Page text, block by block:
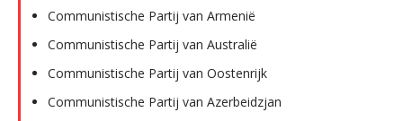
Communistische Partij van Armenië
Communistische Partij van Australië
Communistische Partij van Oostenrijk
Communistische Partij van Azerbeidzjan